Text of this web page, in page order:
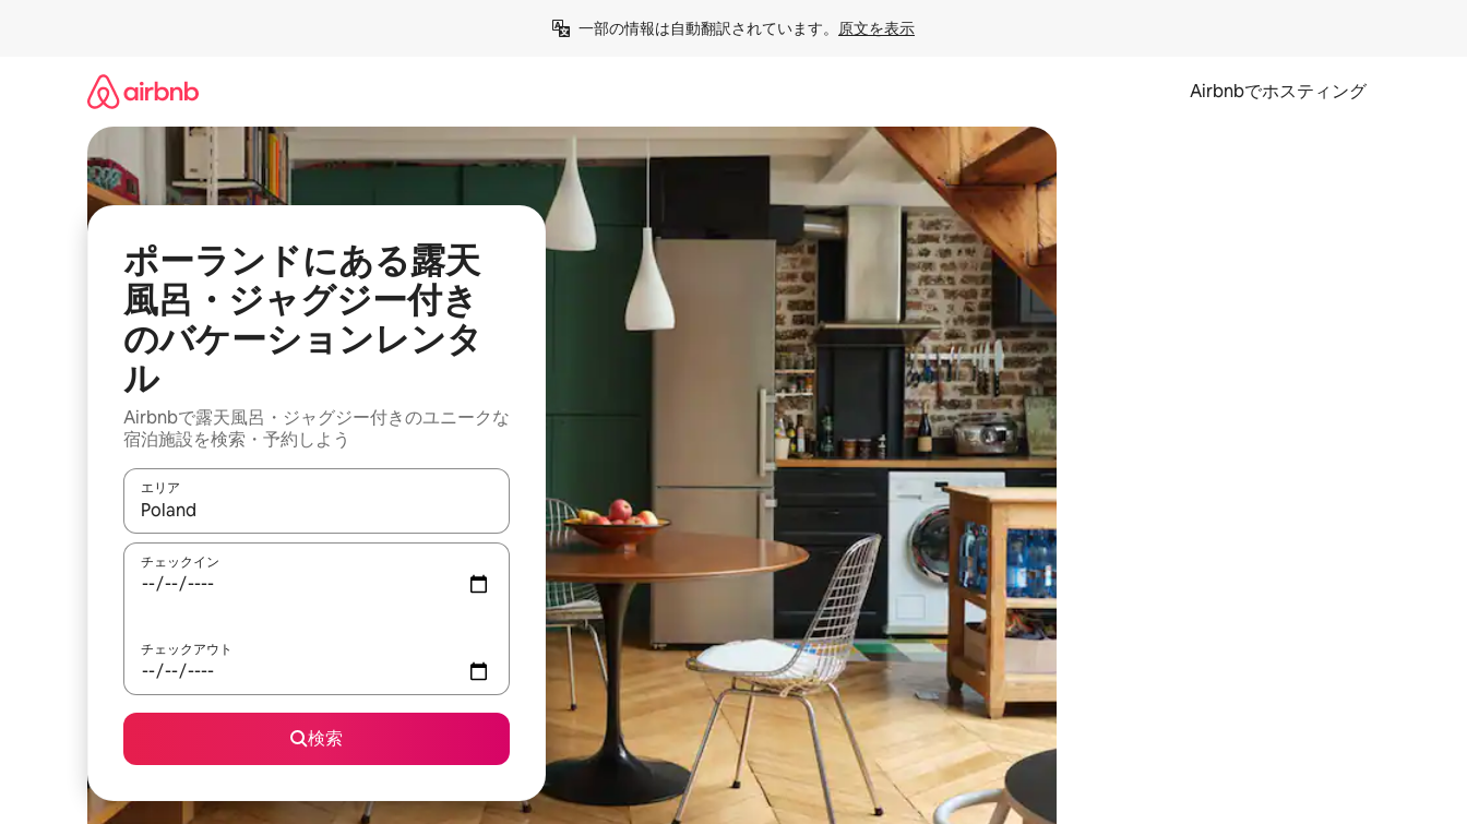
一部の情報は自動翻訳されています。 原文を表示
Airbnbでホスティング
ポーランドにある露天
風呂・ジャグジー付き
のバケーションレンタ
ル
Airbnbで露天風呂・ジャグジー付きのユニークな
宿泊施設を検索・予約しよう
エリア
検索結果が表示されたら、上下の矢印キーを使って移動するか、画面をタッチまたはスワイプして検索結果を確認することができます。
チェックイン
チェックアウト
検索